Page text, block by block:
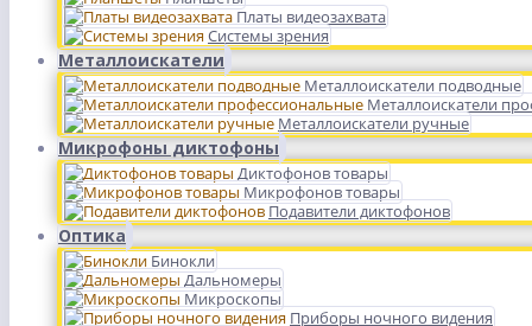
Платы видеозахвата
Системы зрения
Металлоискатели
Металлоискатели подводные
Металлоискатели
Металлоискатели ручные
Микрофоны диктофоны
Диктофонов товары
Микрофонов товары
Подавители диктофонов
Оптика
Бинокли
Дальномеры
Микроскопы
Приборы ночного видения